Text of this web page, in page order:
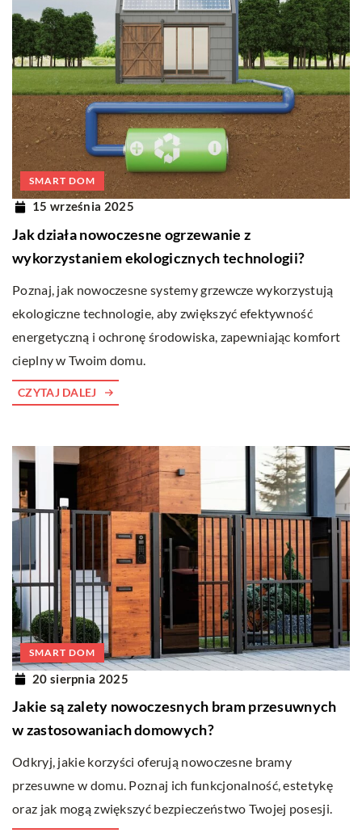
SMART DOM
15 września 2025
Jak działa nowoczesne ogrzewanie z
wykorzystaniem ekologicznych technologii?
Poznaj, jak nowoczesne systemy grzewcze wykorzystują
ekologiczne technologie, aby zwiększyć efektywność
energetyczną i ochronę środowiska, zapewniając komfort
cieplny w Twoim domu.
CZYTAJ DALEJ
SMART DOM
20 sierpnia 2025
Jakie są zalety nowoczesnych bram przesuwnych
w zastosowaniach domowych?
Odkryj, jakie korzyści oferują nowoczesne bramy
przesuwne w domu. Poznaj ich funkcjonalność, estetykę
oraz jak mogą zwiększyć bezpieczeństwo Twojej posesji.